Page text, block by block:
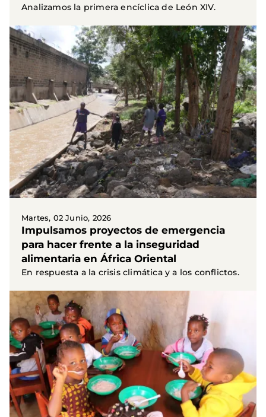
Analizamos la primera encíclica de León XIV.
Martes, 02 Junio, 2026
Impulsamos proyectos de emergencia
para hacer frente a la inseguridad
alimentaria en África Oriental
En respuesta a la crisis climática y a los conflictos.